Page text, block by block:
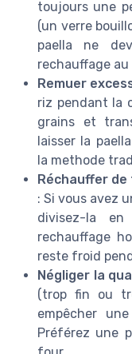
toujours une
(un verre
paella ne
rechauffage au
Remuer
riz pendant la
grains et
laisser la
la methode
Réchauffer
: Si vous avez
divisez-la
rechauffage
reste froid
Négliger la
(trop fin ou
empêcher
Préférez une